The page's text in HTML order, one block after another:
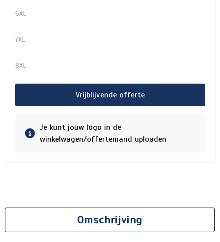
6XL
7XL
8XL
Vrijblijvende offerte
Je kunt jouw logo in de
winkelwagen/offertemand uploaden
Omschrijving